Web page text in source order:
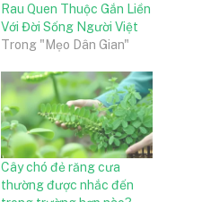
Rau Quen Thuộc Gắn Liền
Với Đời Sống Người Việt
Trong "Mẹo Dân Gian"
Cây chó đẻ răng cưa
thường được nhắc đến